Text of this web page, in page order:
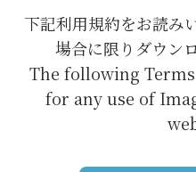
下記利用規約をお読み
場合に限りダウン
The following
for any use of